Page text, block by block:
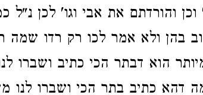
וכן והורדתם את אבי וגו' לכן
בהן ולא אמר לכו רק רדו שמה
הוא דבתר הכי כתיב ושברו
דהא כתיב בתר הכי ושברו לנו